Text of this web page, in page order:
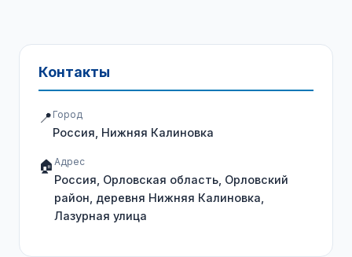
Контакты
📍 Город
Россия, Нижняя Калиновка
🏠 Адрес
Россия, Орловская область, Орловский
район, деревня Нижняя Калиновка,
Лазурная улица